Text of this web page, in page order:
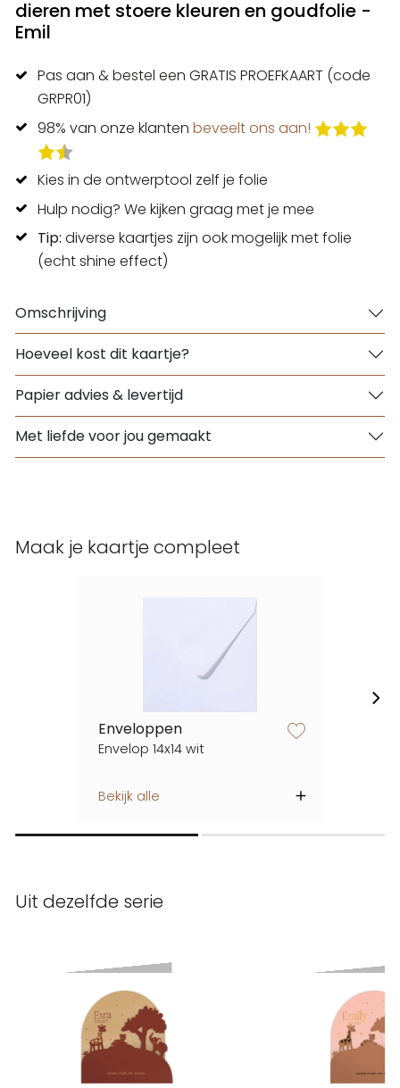
dieren met stoere kleuren en goudfolie -
Emil
Pas aan & bestel een GRATIS PROEFKAART (code
GRPR01)
98% van onze klanten beveelt ons aan!
Kies in de ontwerptool zelf je folie
Hulp nodig? We kijken graag met je mee
Tip: diverse kaartjes zijn ook mogelijk met folie
(echt shine effect)
Omschrijving
Hoeveel kost dit kaartje?
Papier advies & levertijd
Met liefde voor jou gemaakt
Maak je kaartje compleet
Enveloppen
Envelop 14x14 wit
Bekijk alle
Uit dezelfde serie